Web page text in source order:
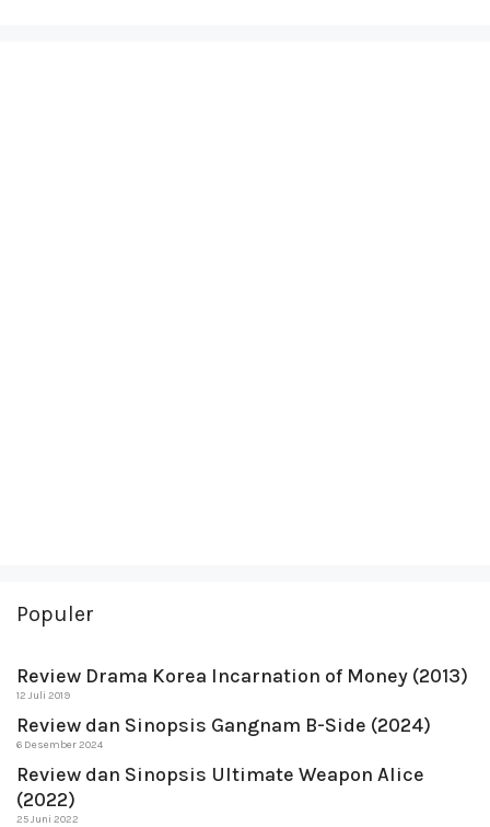
Populer
Review Drama Korea Incarnation of Money (2013)
12 Juli 2019
Review dan Sinopsis Gangnam B-Side (2024)
6 Desember 2024
Review dan Sinopsis Ultimate Weapon Alice
(2022)
25 Juni 2022